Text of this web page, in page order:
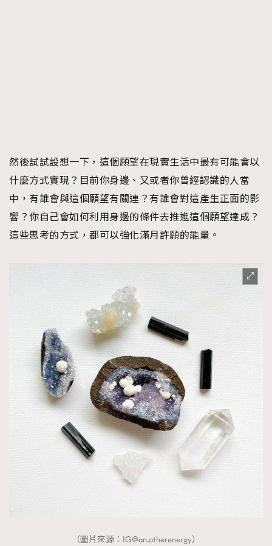
然後試試設想一下，這個願望在現實生活中最有可能會以
什麼方式實現？目前你身邊、又或者你曾經認識的人當
中，有誰會與這個願望有關連？有誰會對這產生正面的影
響？你自己會如何利用身邊的條件去推進這個願望達成？
這些思考的方式，都可以強化滿月許願的能量。
（圖片來源： IG@an.otherenergy）